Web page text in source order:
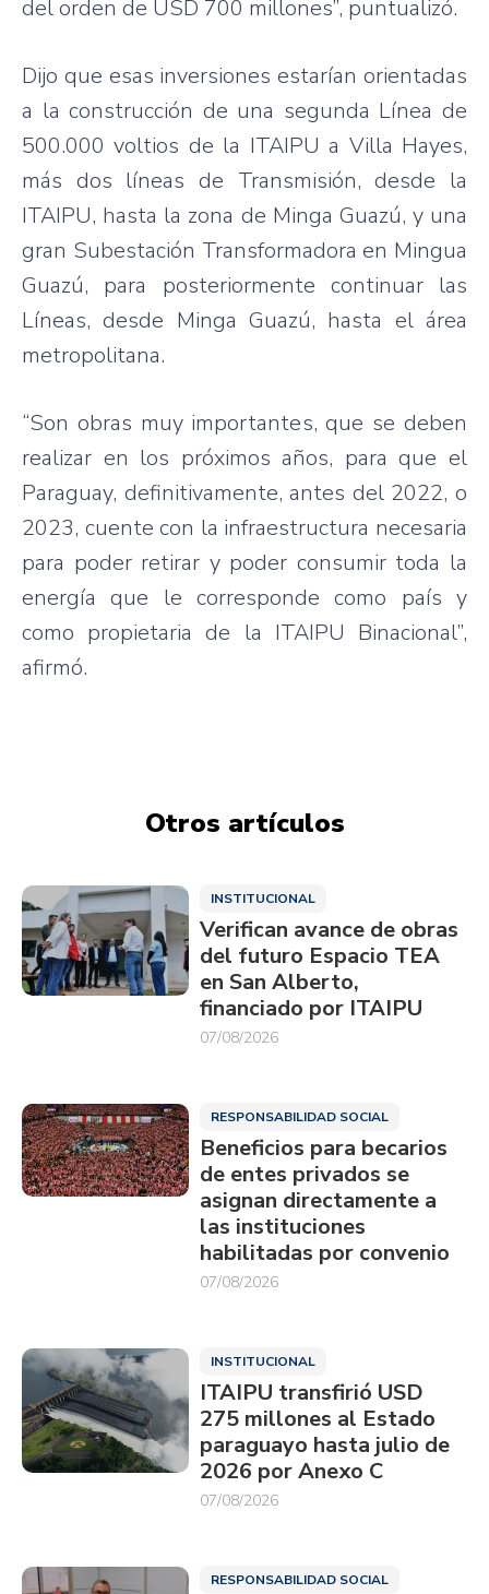
del orden de USD 700 millones”, puntualizó.
Dijo que esas inversiones estarían orientadas
a la construcción de una segunda Línea de
500.000 voltios de la ITAIPU a Villa Hayes,
más dos líneas de Transmisión, desde la
ITAIPU, hasta la zona de Minga Guazú, y una
gran Subestación Transformadora en Mingua
Guazú, para posteriormente continuar las
Líneas, desde Minga Guazú, hasta el área
metropolitana.
“Son obras muy importantes, que se deben
realizar en los próximos años, para que el
Paraguay, definitivamente, antes del 2022, o
2023, cuente con la infraestructura necesaria
para poder retirar y poder consumir toda la
energía que le corresponde como país y
como propietaria de la ITAIPU Binacional”,
afirmó.
Otros artículos
INSTITUCIONAL
Verifican avance de obras
del futuro Espacio TEA
en San Alberto,
financiado por ITAIPU
07/08/2026
RESPONSABILIDAD SOCIAL
Beneficios para becarios
de entes privados se
asignan directamente a
las instituciones
habilitadas por convenio
07/08/2026
INSTITUCIONAL
ITAIPU transfirió USD
275 millones al Estado
paraguayo hasta julio de
2026 por Anexo C
07/08/2026
RESPONSABILIDAD SOCIAL